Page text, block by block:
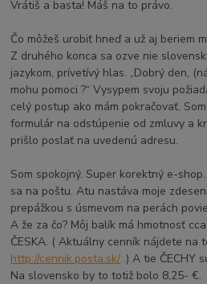
Vrátiš a basta! Máš na to právo.
Čo môžeš urobiť hneď a už aj beriem
Z druhého konca sa ozve nie
jazykom, prívetívý hlas. „Dobrý den,
mohu pomoci ?“ Vysypem svoju
celý postup ako mám pokračovať.
formulár na odstúpenie od zmluvy a
prišlo poslať na uvedenú adresu.
Som spokojný. Super korektný e-
sa na poštu. Atu nastáva moje
prepážkou s úsmevom na perách
A že za čo? Môj balík má hmotnosť
ČESKA. ( Aktuálny cenník nájdete na
http://cennik.posta.sk/ .) A tie ČECHY
Na slovensko by to totiž bolo 8,25- €.